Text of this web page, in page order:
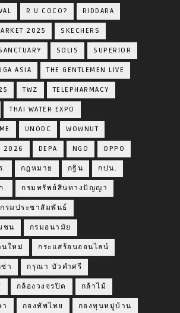
R U COCO? RIDDARA
2025 SKECHERS
SOLIS SUPERIOR
ASIA THE GENTLEMEN LIVE
TWZ TELEPHARMACY
THAI WATER EXPO
UNODC WOWNUT
2026 DEPA NGO OPPO
. กฎหมาย กฐิน กปน.
. กรมทรัพย์สินทางปัญญา
กรมประชาสัมพันธ์
ชน กรมอนามัย
นใหม่ กระแสร้อนออนไลน์
า กรุณา บัวคำศรี
กล้องวงจรปิด กล้าไม้
กองทัพไทย กองทุนหมู่บ้าน